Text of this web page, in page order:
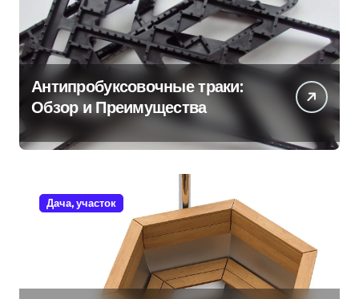
и
с
е
й
Антипробуксовочные траки:
Обзор и Преимущества
Дача, участок